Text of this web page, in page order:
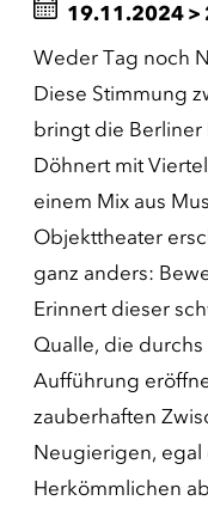
19.11.2024 >
Weder Tag noch
Diese Stimmung
bringt die
Döhnert mit
einem Mix aus
Objekttheater
ganz anders:
Erinnert dieser
Qualle, die
Aufführung
zauberhaften
Neugierigen, egal
Herkömmlichen